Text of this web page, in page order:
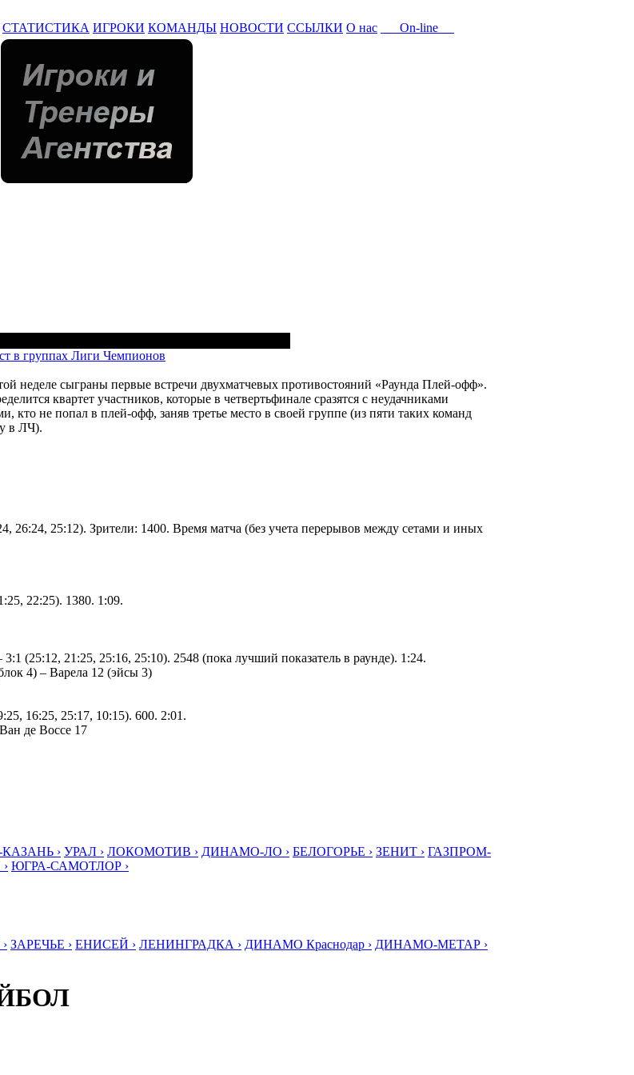
СТАТИСТИКА ИГРОКИ КОМАНДЫ НОВОСТИ ССЫЛКИ О нас On-line
в группах Лиги Чемпионов
неделе сыграны первые встречи двухматчевых противостояний «Раунда Плей-офф».
квартет участников, которые в четвертьфинале сразятся с неудачниками
кто не попал в плей-офф, заняв третье место в своей группе (из пяти таких команд
в ЛЧ).
25:12). Зрители: 1400. Время матча (без учета перерывов между сетами и иных
22:25). 1380. 1:09.
(25:12, 21:25, 25:16, 25:10). 2548 (пока лучший показатель в раунде). 1:24.
4) – Варела 12 (эйсы 3)
16:25, 25:17, 10:15). 600. 2:01.
де Воссе 17
› УРАЛ › ЛОКОМОТИВ › ДИНАМО-ЛО › БЕЛОГОРЬЕ › ЗЕНИТ › ГАЗПРОМ-
ЮГРА-САМОТЛОР ›
ЗАРЕЧЬЕ › ЕНИСЕЙ › ЛЕНИНГРАДКА › ДИНАМО Краснодар › ДИНАМО-МЕТАР ›